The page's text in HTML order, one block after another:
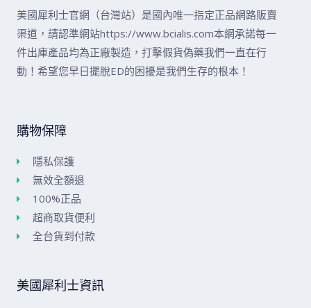
美國犀利士官網（台灣站）是國內唯一指定正品網路販賣
渠道，請認準網站https://www.bcialis.com本網承諾每一
件出庫產品均為正廠製造，打擊假貨偽藥我們一直在行
動！希望您早日擺脫ED的困擾是我們生存的根本！
購物保障
隱私保護
無效全額退
100%正品
超商取貨便利
全台貨到付款
美國犀利士資訊